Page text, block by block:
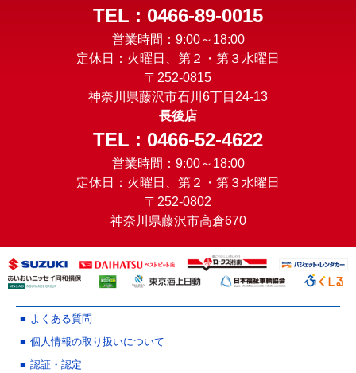
TEL : 0466-89-0015
営業時間：9:00～18:00
定休日：火曜日、第２・第３水曜日
〒252-0815
神奈川県藤沢市石川6丁目24-13
長後店
TEL : 0466-52-4622
営業時間：9:00～18:00
定休日：火曜日、第２・第３水曜日
〒252-0802
神奈川県藤沢市高倉670
よくある質問
個人情報の取り扱いについて
認証・認定